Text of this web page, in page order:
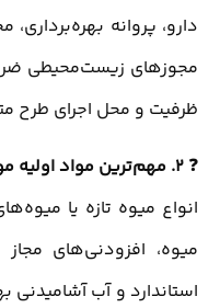
دارو، پروانه
مجوزهای زیست‌محیطی
ظرفیت و محل اجرای طرح
❓ 2. مهم‌ترین مواد اولیه موردنیاز برای تولید لواشک چیست؟
انواع میوه تازه یا
میوه، افزودنی‌های
استاندارد و آب آشامیدنی